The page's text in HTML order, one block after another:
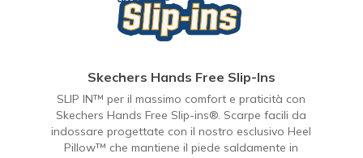
Skechers Hands Free Slip-Ins
SLIP IN™ per il massimo comfort e praticità con
Skechers Hands Free Slip-ins®. Scarpe facili da
indossare progettate con il nostro esclusivo Heel
Pillow™ che mantiene il piede saldamente in